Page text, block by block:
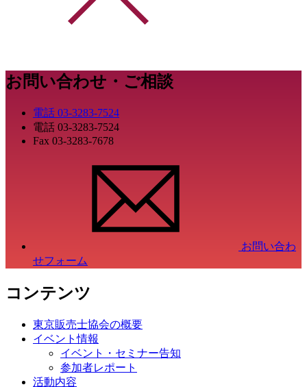
お問い合わせ・ご相談
電話 03-3283-7524
電話 03-3283-7524
Fax 03-3283-7678
お問い合わ
せフォーム
コンテンツ
東京販売士協会の概要
イベント情報
イベント・セミナー告知
参加者レポート
活動内容